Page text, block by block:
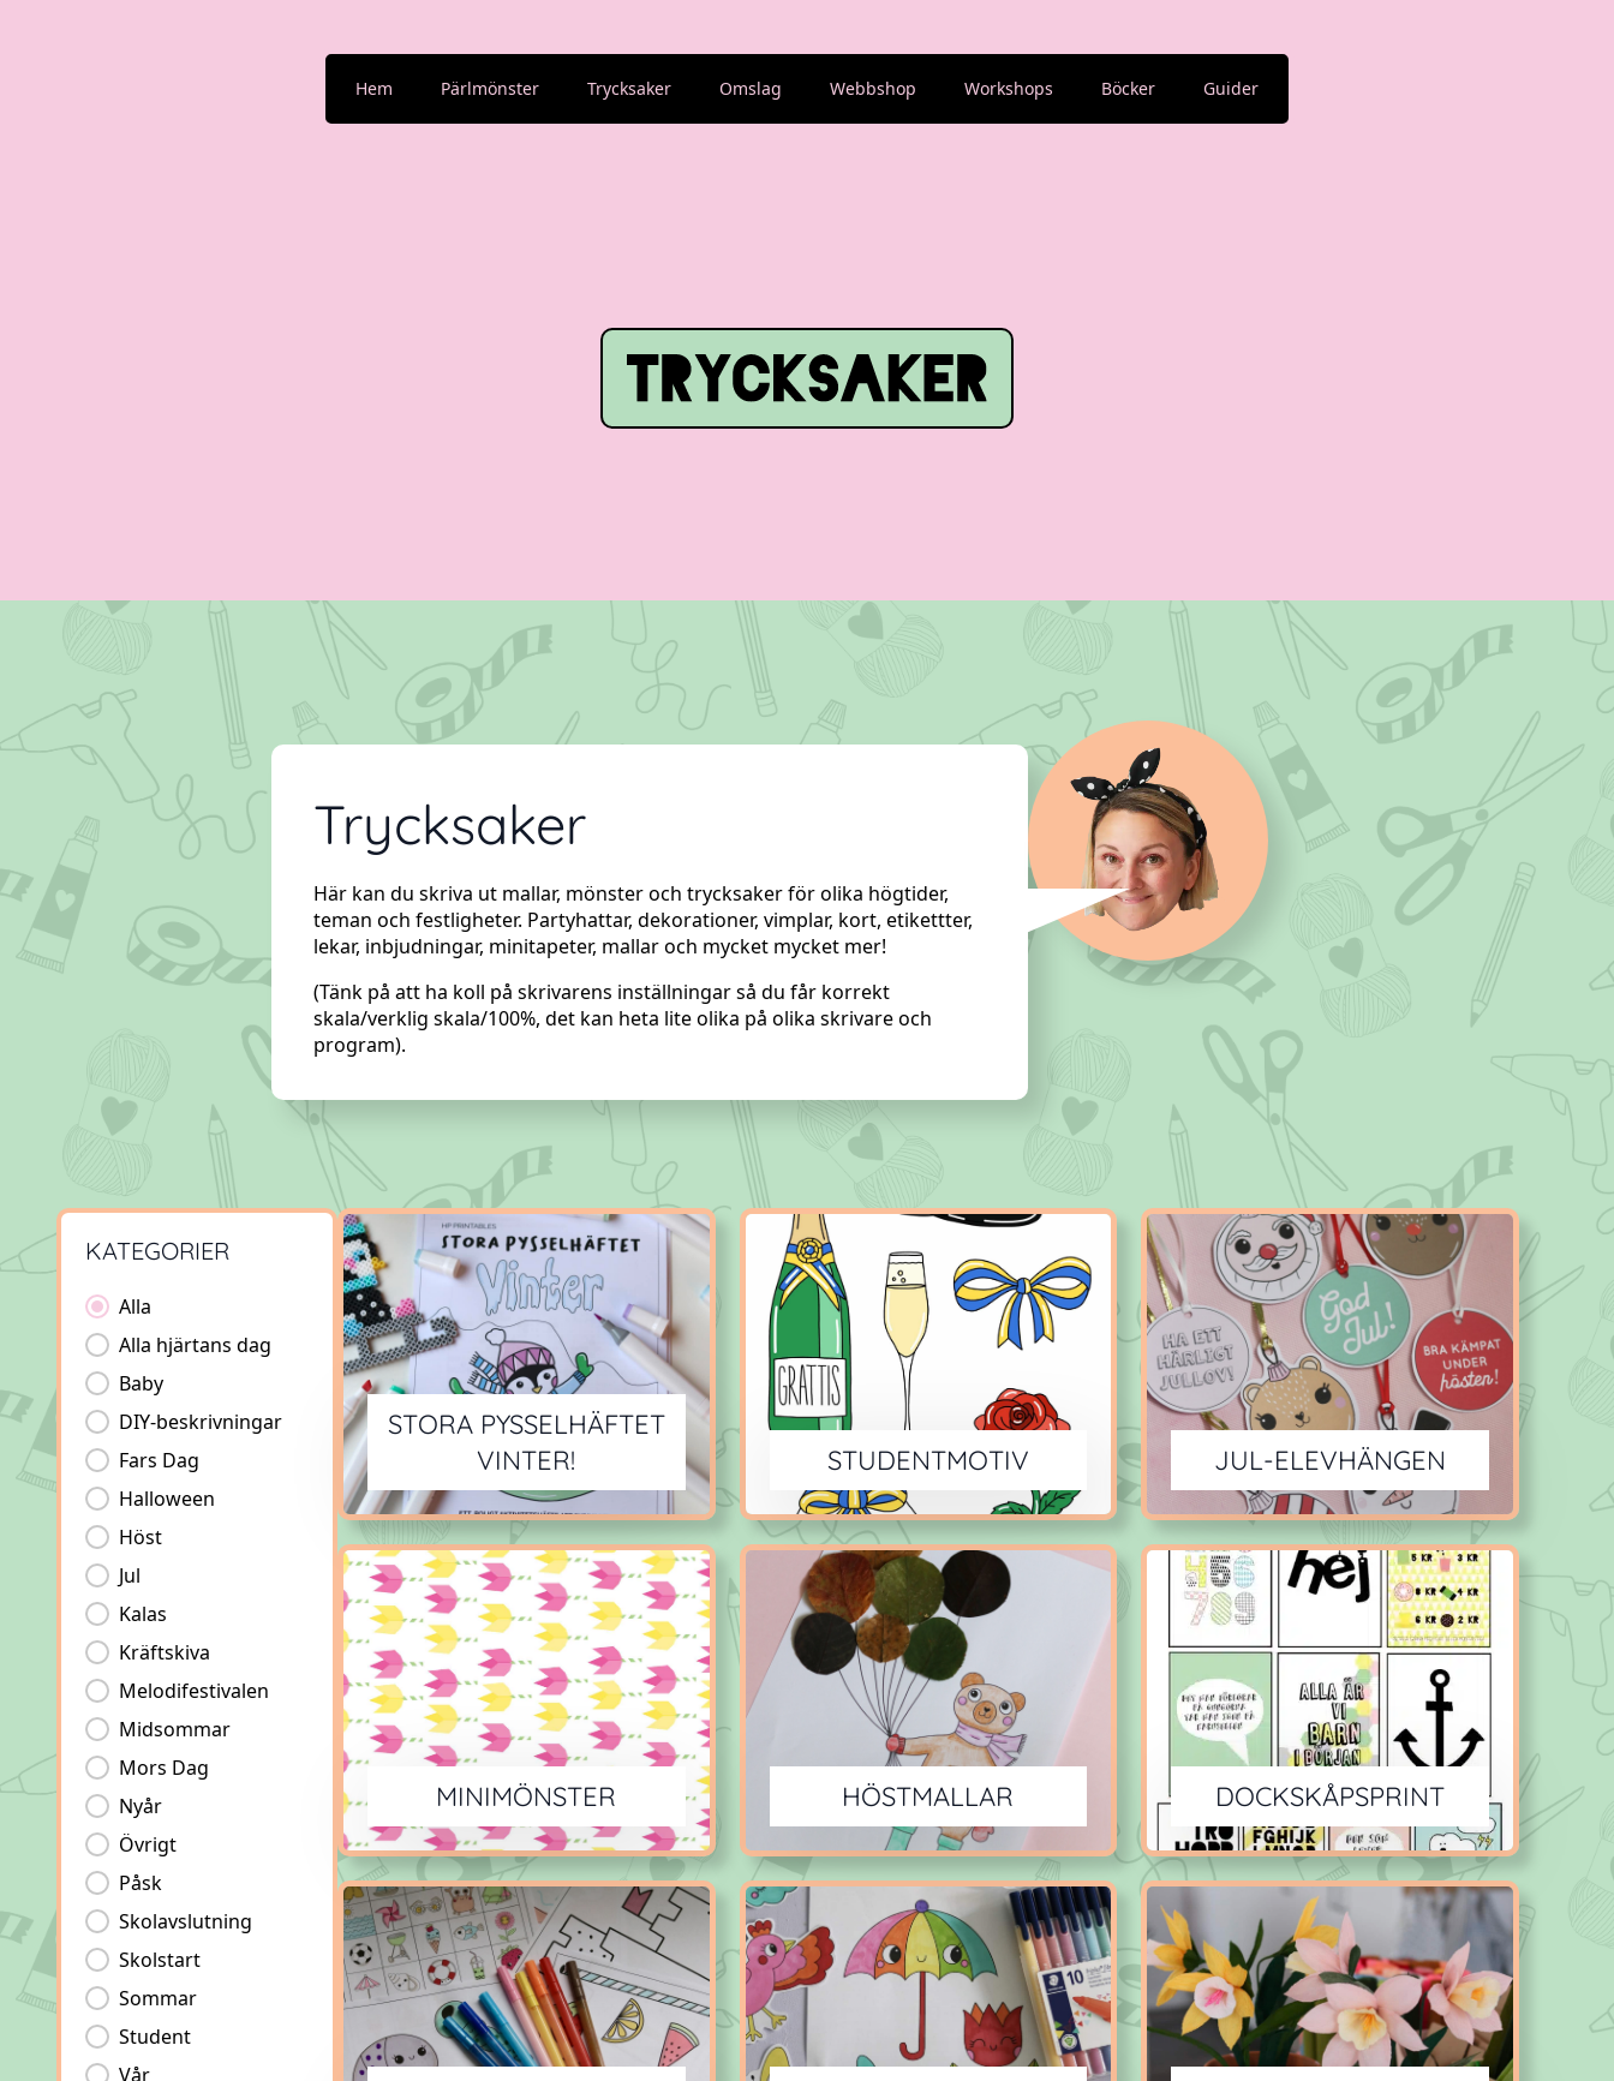
Hem Pärlmönster Trycksaker Omslag Webbshop Workshops Böcker Guider
Trycksaker
Här kan du skriva ut mallar, mönster och trycksaker för olika högtider,
teman och festligheter. Partyhattar, dekorationer, vimplar, kort, etikettter,
lekar, inbjudningar, minitapeter, mallar och mycket mycket mer!
(Tänk på att ha koll på skrivarens inställningar så du får korrekt
skala/verklig skala/100%, det kan heta lite olika på olika skrivare och
program).
KATEGORIER
Kategorier
Alla
Alla hjärtans dag
Baby
DIY-beskrivningar
Fars Dag
Halloween
Höst
Jul
Kalas
Kräftskiva
Melodifestivalen
Midsommar
Mors Dag
Nyår
Övrigt
Påsk
Skolavslutning
Skolstart
Sommar
Student
Vår
STORA PYSSELHÄFTET
VINTER!
STUDENTMOTIV JUL-ELEVHÄNGEN
MINIMÖNSTER HÖSTMALLAR DOCKSKÅPSPRINT